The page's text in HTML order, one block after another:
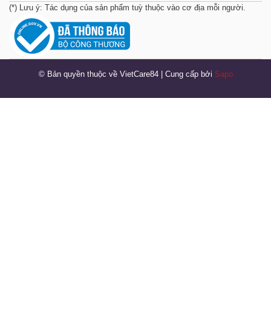
(*) Lưu ý: Tác dụng của sản phẩm tuỳ thuộc vào cơ địa mỗi người.
© Bản quyền thuộc về VietCare84 Cung cấp bởi Sapo